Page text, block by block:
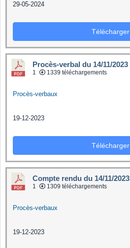
29-05-2024
Télécharger
Procès-verbal du 14/11/2023
1 1339 téléchargements
Procès-verbaux
19-12-2023
Télécharger
Compte rendu du 14/11/2023
1 1309 téléchargements
Procès-verbaux
19-12-2023